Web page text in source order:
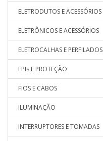
ELETRODUTOS E ACESSÓRIOS
ELETRÔNICOS E ACESSÓRIOS
ELETROCALHAS E PERFILADOS
EPIs E PROTEÇÃO
FIOS E CABOS
ILUMINAÇÃO
INTERRUPTORES E TOMADAS